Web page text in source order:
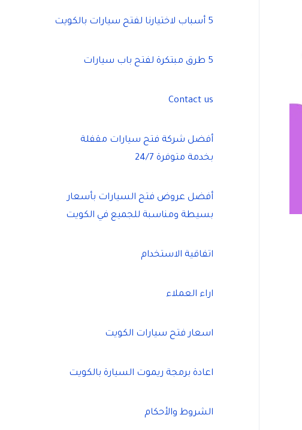
5 أسباب لاختيارنا لفتح سيارات بالكويت
5 طرق مبتكرة لفتح باب سيارات
Contact us
أفضل شركة فتح سيارات مقفلة
بخدمة متوفرة 24/7
أفضل عروض فتح السيارات بأسعار
بسيطة ومناسبة للجميع في الكويت
اتفاقية الاستخدام
اراء العملاء
اسعار فتح سيارات الكويت
اعادة برمجة ريموت السيارة بالكويت
الشروط والأحكام